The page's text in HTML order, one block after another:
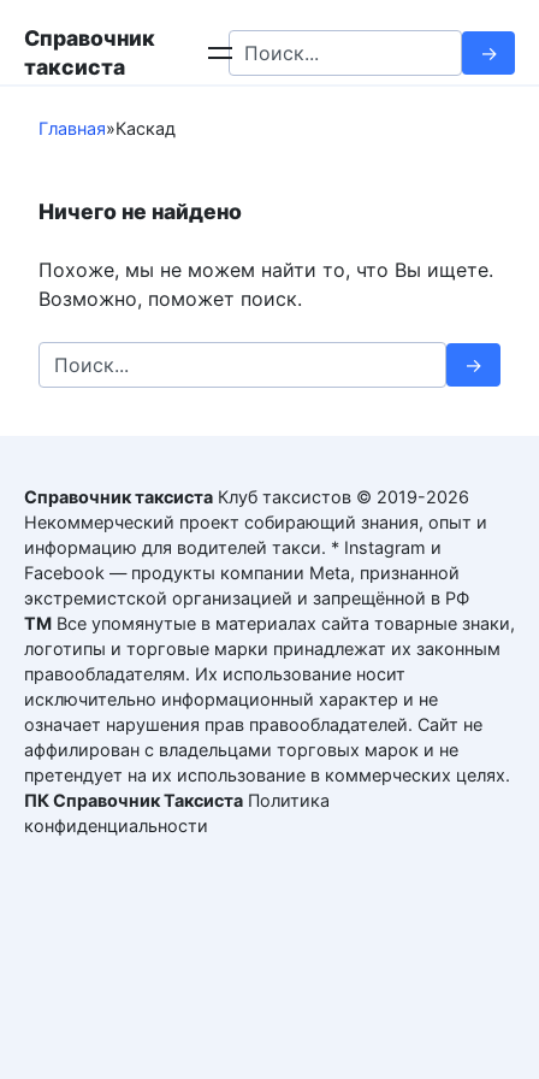
контенту
Справочник
таксиста
Search
for:
Главная»Каскад
Ничего не найдено
Похоже, мы не можем найти то, что Вы ищете.
Возможно, поможет поиск.
Search
for:
Справочник таксиста Клуб таксистов © 2019-2026
Некоммерческий проект собирающий знания, опыт и
информацию для водителей такси. * Instagram и
Facebook — продукты компании Meta, признанной
экстремистской организацией и запрещённой в РФ
ТМ Все упомянутые в материалах сайта товарные знаки,
логотипы и торговые марки принадлежат их законным
правообладателям. Их использование носит
исключительно информационный характер и не
означает нарушения прав правообладателей. Сайт не
аффилирован с владельцами торговых марок и не
претендует на их использование в коммерческих целях.
ПК Справочник Таксиста Политика
конфиденциальности